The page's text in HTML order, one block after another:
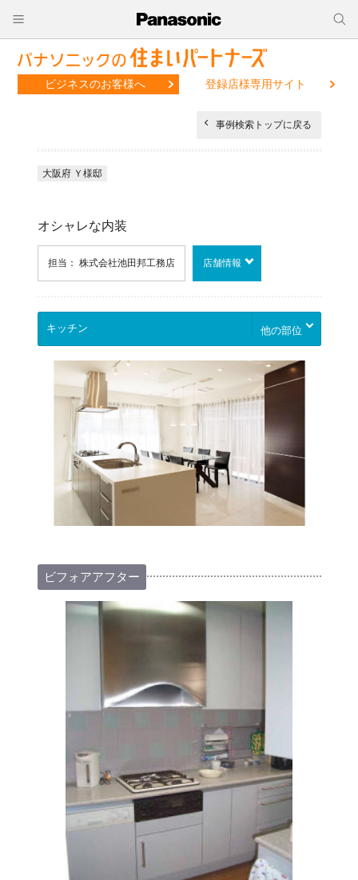
ビジネスのお客様へ 登録店様専用サイト
事例検索トップに戻る
大阪府 Ｙ様邸
オシャレな内装
担当： 株式会社池田邦工務店 店舗情報
他の部位
ビフォアアフター